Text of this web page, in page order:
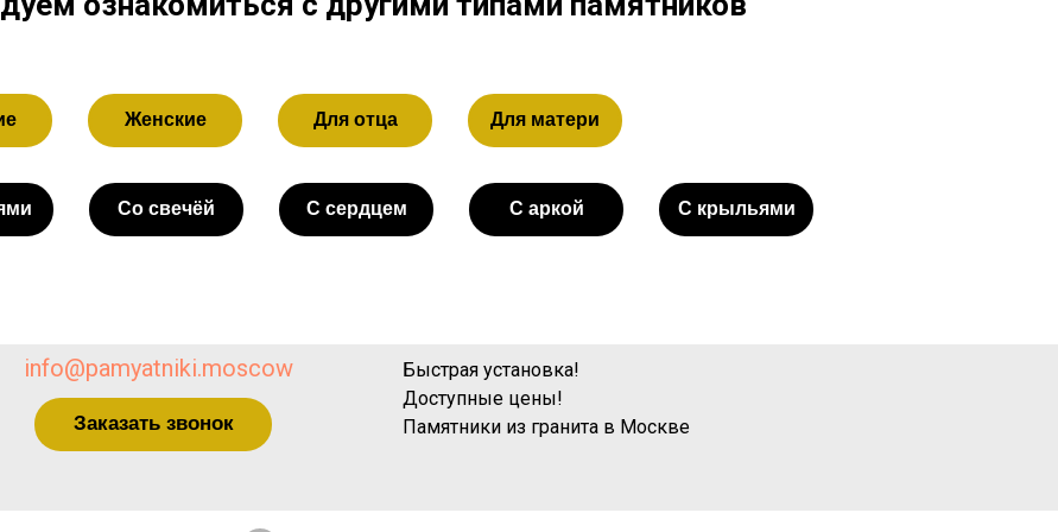
Женские Для отца Для матери
Со свечёй С сердцем С аркой С крыльями
info@pamyatniki.moscow
Быстрая установка!
Доступные цены!
Памятники из гранита в Москве
Заказать звонок